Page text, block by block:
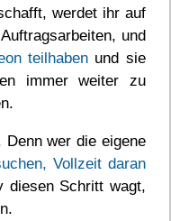
werdet ihr auf
und
teilhabenund sie
immer weiter zu
wer die eigene
Vollzeit daran
diesen Schritt wagt,